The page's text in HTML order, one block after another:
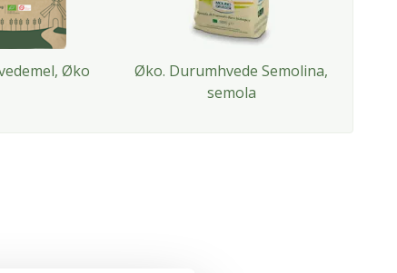
Øko
Øko. Durumhvede Semolina,
semola